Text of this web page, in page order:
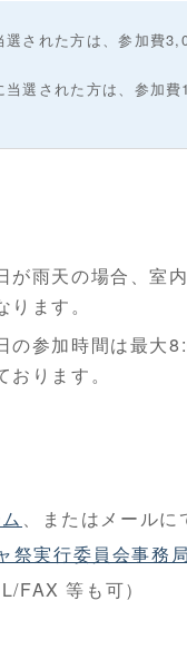
選された方は、参加費
当選された方は、参加
が雨天の場合、室
ます。
の参加時間は最大
ります。
、またはメールに
祭実行委員会事務局
FAX 等も可）